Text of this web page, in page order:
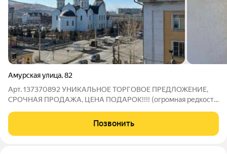
Амурская улица,82
Арт. 137370892 УНИКАЛЬНОЕ ТОРГОВОЕ ПРЕДЛОЖЕНИЕ,
СРОЧНАЯ ПРОДАЖА, ЦЕНА ПОДАРОК!!!! (огромная редкость,
города с видом на Храм). Помогу согласовать
субсидированную ипотеку под 11.9 процента, как
Позвонить